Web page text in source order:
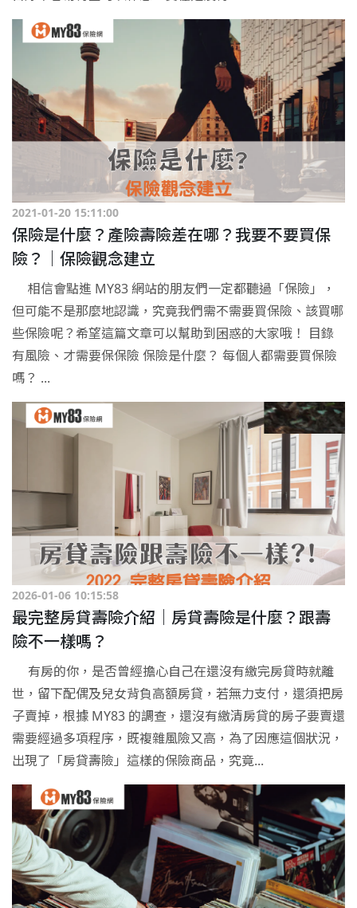
2021-01-20 15:11:00
保險是什麼？產險壽險差在哪？我要不要買保
險？｜保險觀念建立
相信會點進 MY83 網站的朋友們一定都聽過「保險」，
但可能不是那麼地認識，究竟我們需不需要買保險、該買哪
些保險呢？希望這篇文章可以幫助到困惑的大家哦！ 目錄
有風險、才需要保保險 保險是什麼？ 每個人都需要買保險
嗎？ ...
2026-01-06 10:15:58
最完整房貸壽險介紹｜房貸壽險是什麼？跟壽
險不一樣嗎？
有房的你，是否曾經擔心自己在還沒有繳完房貸時就離
世，留下配偶及兒女背負高額房貸，若無力支付，還須把房
子賣掉，根據 MY83 的調查，還沒有繳清房貸的房子要賣還
需要經過多項程序，既複雜風險又高，為了因應這個狀況，
出現了「房貸壽險」這樣的保險商品，究竟...